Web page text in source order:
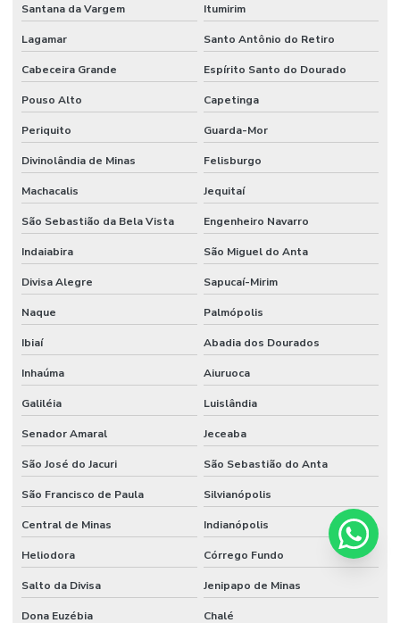
Santana da Vargem Itumirim
Lagamar Santo Antônio do Retiro
Cabeceira Grande Espírito Santo do Dourado
Pouso Alto Capetinga
Periquito Guarda-Mor
Divinolândia de Minas Felisburgo
Machacalis Jequitaí
São Sebastião da Bela Vista Engenheiro Navarro
Indaiabira São Miguel do Anta
Divisa Alegre Sapucaí-Mirim
Naque Palmópolis
Ibiaí Abadia dos Dourados
Inhaúma Aiuruoca
Galiléia Luislândia
Senador Amaral Jeceaba
São José do Jacuri São Sebastião do Anta
São Francisco de Paula Silvianópolis
Central de Minas Indianópolis
Heliodora Córrego Fundo
Salto da Divisa Jenipapo de Minas
Dona Euzébia Chalé